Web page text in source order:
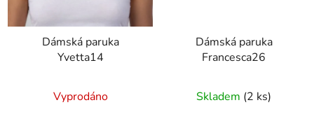
Dámská paruka
Yvetta14
Vyprodáno
Dámská paruka
Francesca26
Skladem (2 ks)